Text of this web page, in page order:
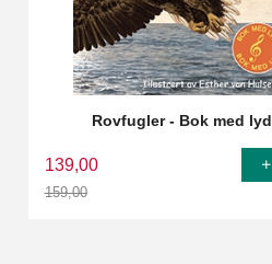
Rovfugler - Bok med lyd
139,00
159,00